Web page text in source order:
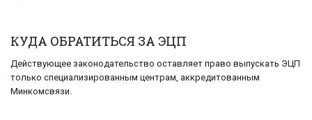
КУДА ОБРАТИТЬСЯ ЗА ЭЦП
Действующее законодательство оставляет право выпускать ЭЦП
только специализированным центрам, аккредитованным
Минкомсвязи.